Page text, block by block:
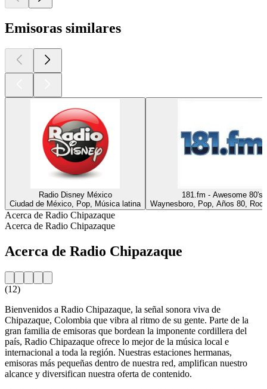
Emisoras similares
Radio Disney México
Ciudad de México, Pop, Música latina
181.fm - Awesome 80's
Waynesboro, Pop, Años 80,
Acerca de Radio Chipazaque
Acerca de Radio Chipazaque
Acerca de Radio Chipazaque
(12)
Bienvenidos a Radio Chipazaque, la señal sonora viva de
Chipazaque, Colombia que vibra al ritmo de su gente. Parte de la
gran familia de emisoras que bordean la imponente cordillera del
país, Radio Chipazaque ofrece lo mejor de la música local e
internacional a toda la región. Nuestras estaciones hermanas,
emisoras más pequeñas dentro de nuestra red, amplifican nuestro
alcance y diversifican nuestra oferta de contenido.